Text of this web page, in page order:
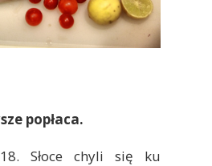
popłaca.
Słoce chyli się ku